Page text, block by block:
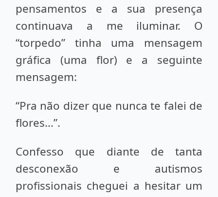
pensamentos e a sua presença
continuava a me iluminar. O
“torpedo” tinha uma mensagem
gráfica (uma flor) e a seguinte
mensagem:
“Pra não dizer que nunca te falei de
flores...”.
Confesso que diante de tanta
desconexão e autismos
profissionais cheguei a hesitar um